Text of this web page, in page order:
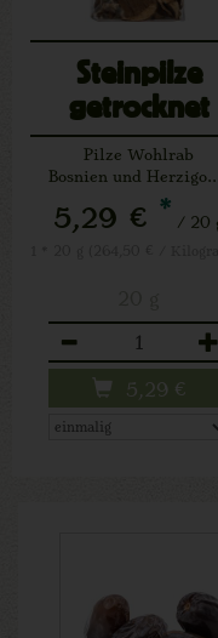
Steinpilze
getrocknet
Pilze Wohlrab
Bosnien und
5,29 € * / 20
5,29 €